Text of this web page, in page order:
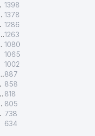
АО 1398
АО 1378
РАЙОНА 1286
СПРАВОЧНОЕ БЮРО О ТЕЛЕФОНАХ ОРГАНИЗАЦИЙ г. ТАШКЕНТА1263
1080
1065
1002
СУД ПО ГРАЖДАНСКИМ ДЕЛАМ887
858
ЭЛЕКТРОСЕТИ АО 818
изолятор 805
738
634